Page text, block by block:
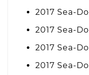
2017 Sea-
2017 Sea-
2017 Sea-
2017 Sea-